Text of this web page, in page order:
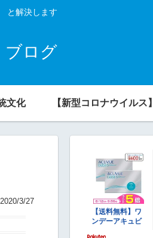
解決します
ブログ
文化 【新型コロナウイルス】
2020/3/27